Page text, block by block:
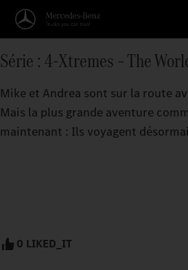
Série : 4-Xtremes – The
Mike et Andrea sont sur la route
Mais la plus grande aventure
maintenant : Ils voyagent
0 LIKED_IT